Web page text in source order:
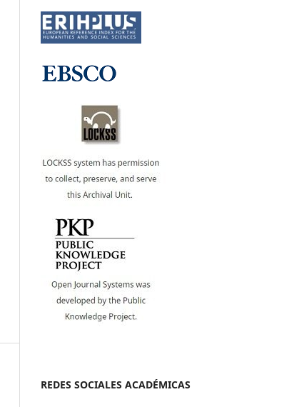
REDES SOCIALES ACADÉMICAS